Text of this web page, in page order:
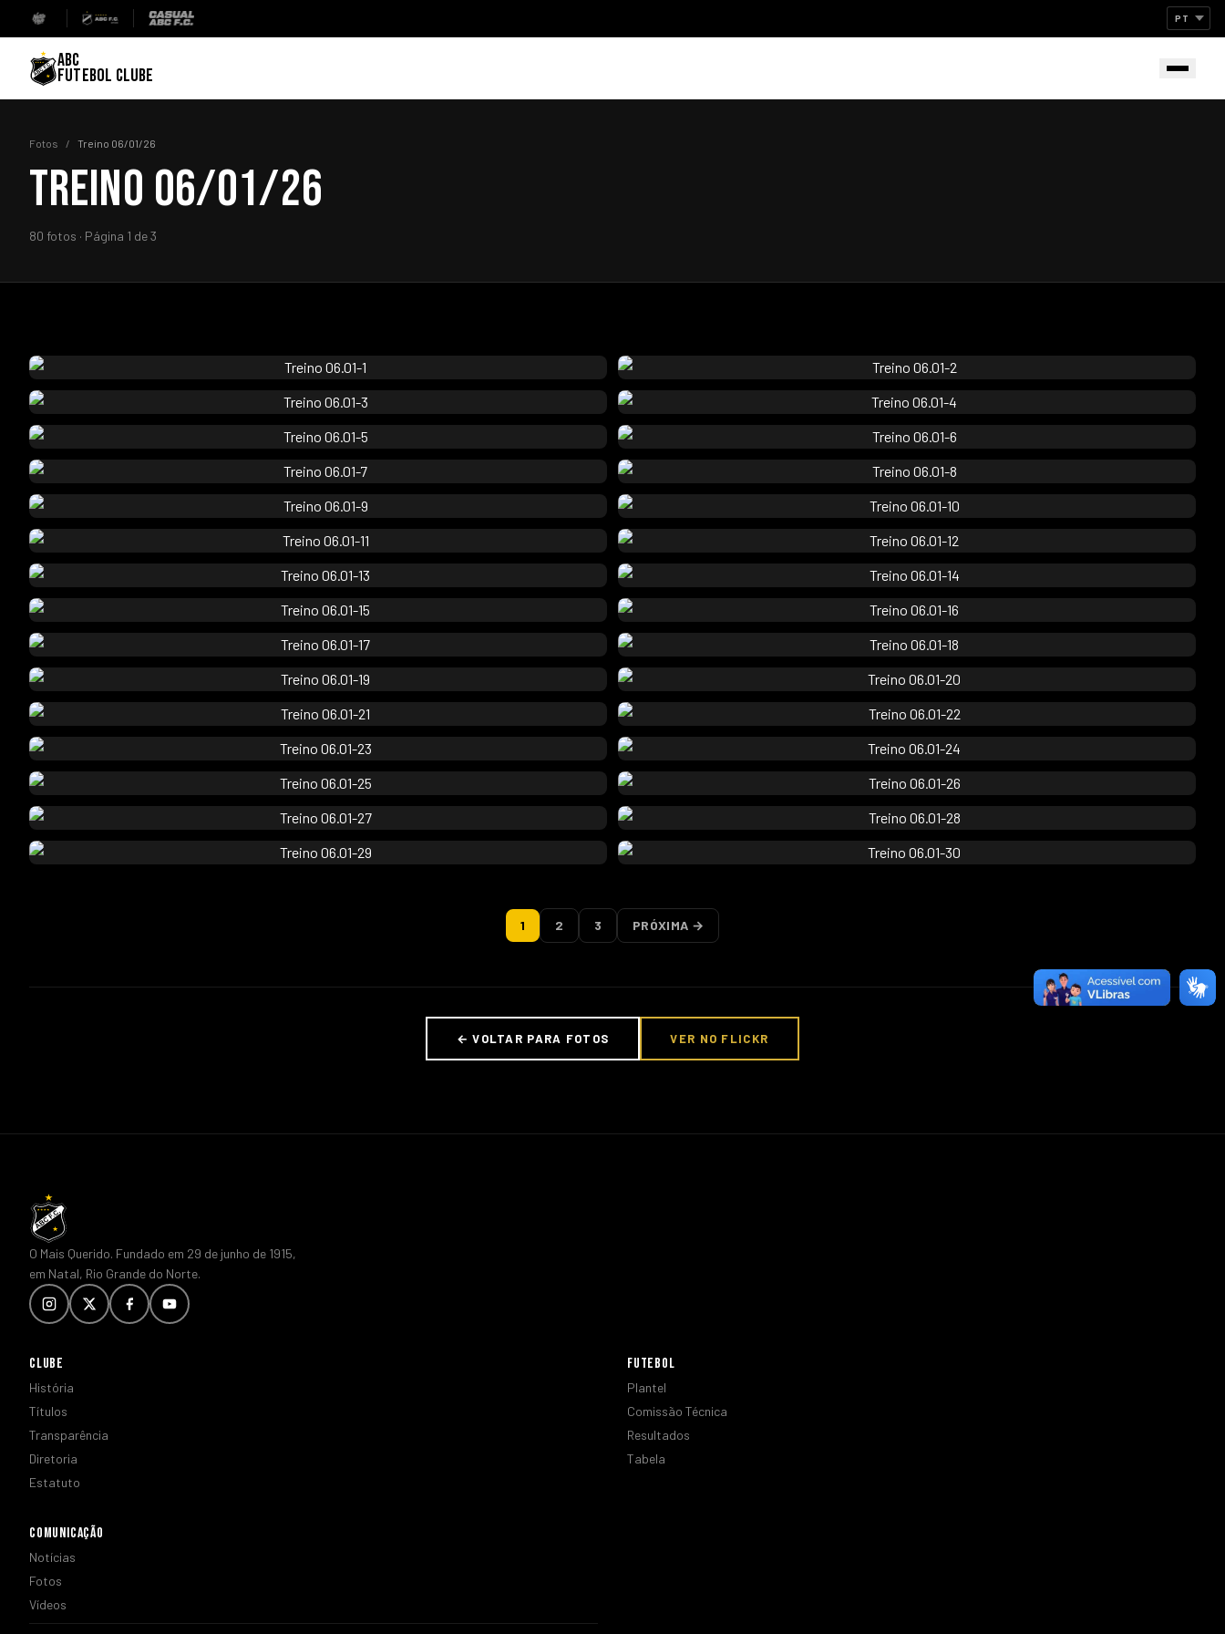
ABC
FUTEBOL CLUBE
Fotos / Treino 06/01/26
TREINO 06/01/26
80 fotos · Página 1 de 3
1 2 3 PRÓXIMA →
← VOLTAR PARA FOTOS VER NO FLICKR
O Mais Querido. Fundado em 29 de junho de 1915,
em Natal, Rio Grande do Norte.
CLUBE
História
Títulos
Transparência
Diretoria
Estatuto
FUTEBOL
Plantel
Comissão Técnica
Resultados
Tabela
COMUNICAÇÃO
Notícias
Fotos
Vídeos